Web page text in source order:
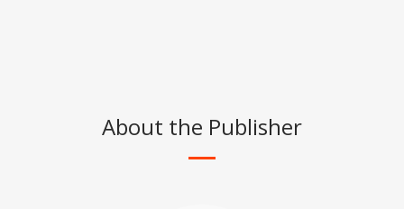
About the Publisher